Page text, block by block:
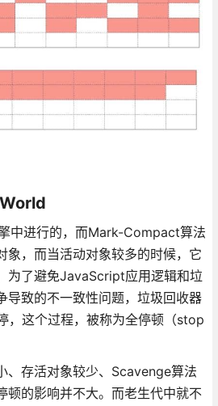
中进行的，而Mark-Compact算法
象，而当活动对象较多的时候，它
为了避免JavaScript应用逻辑和垃
导致的不一致性问题，垃圾回收器
，这个过程，被称为全停顿（stop
、存活对象较少、Scavenge算法
顿的影响并不大。而老生代中就不